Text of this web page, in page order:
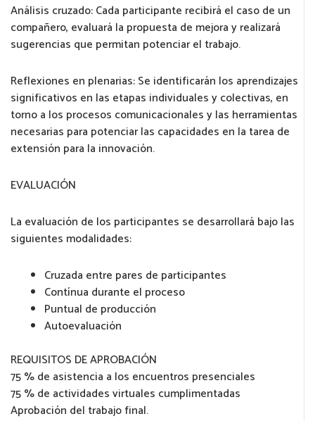
Análisis cruzado: Cada participante recibirá el caso de un
compañero, evaluará la propuesta de mejora y realizará
sugerencias que permitan potenciar el trabajo.
Reflexiones en plenarias: Se identificarán los aprendizajes
significativos en las etapas individuales y colectivas, en
torno a los procesos comunicacionales y las herramientas
necesarias para potenciar las capacidades en la tarea de
extensión para la innovación.
EVALUACIÓN
La evaluación de los participantes se desarrollará bajo las
siguientes modalidades:
Cruzada entre pares de participantes
Contínua durante el proceso
Puntual de producción
Autoevaluación
REQUISITOS DE APROBACIÓN
75 % de asistencia a los encuentros presenciales
75 % de actividades virtuales cumplimentadas
Aprobación del trabajo final.